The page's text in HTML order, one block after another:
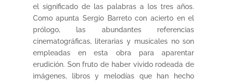
el significado de las palabras a los tres años.
Como apunta Sergio Barreto con acierto en el
prólogo, las abundantes referencias
cinematográficas, literarias y musicales no son
empleadas en esta obra para aparentar
erudición. Son fruto de haber vivido rodeada de
imágenes, libros y melodías que han hecho